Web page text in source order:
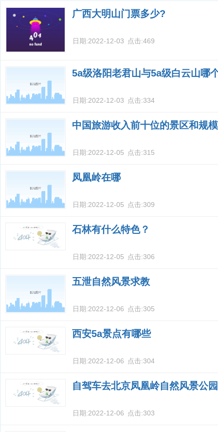
广西大明山门票多少?
日期:2022-12-03 点击:469
5a级洛阳老君山与5a级白云山哪
日期:2022-12-03 点击:334
中国旅游收入前十位的景区和规
日期:2022-12-05 点击:315
凤凰岭在哪
日期:2022-12-05 点击:309
石林有什么特色？
日期:2022-12-05 点击:306
五泄自然风景求教
日期:2022-12-06 点击:305
西安5a景点有哪些
日期:2022-12-06 点击:304
自驾车去北京凤凰岭自然风景公
日期:2022-12-06 点击:303